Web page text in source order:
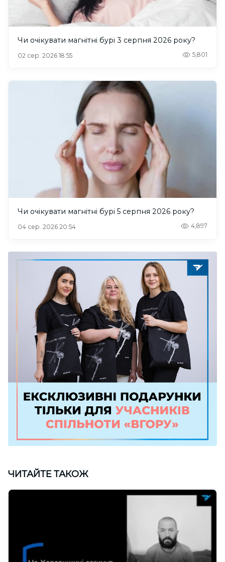
Чи очікувати магнітні бурі 3 серпня 2026 року?
02 сер. 2026 18:55 5,801
Чи очікувати магнітні бурі 5 серпня 2026 року?
04 сер. 2026 20:54 4,897
ЧИТАЙТЕ ТАКОЖ